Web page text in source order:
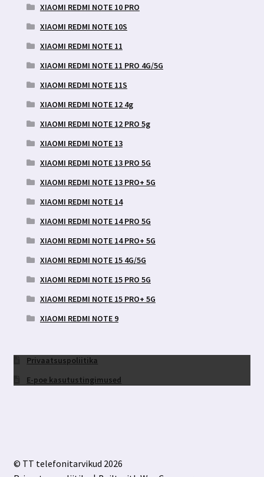
XIAOMI REDMI NOTE 10 PRO
XIAOMI REDMI NOTE 10S
XIAOMI REDMI NOTE 11
XIAOMI REDMI NOTE 11 PRO 4G/5G
XIAOMI REDMI NOTE 11S
XIAOMI REDMI NOTE 12 4g
XIAOMI REDMI NOTE 12 PRO 5g
XIAOMI REDMI NOTE 13
XIAOMI REDMI NOTE 13 PRO 5G
XIAOMI REDMI NOTE 13 PRO+ 5G
XIAOMI REDMI NOTE 14
XIAOMI REDMI NOTE 14 PRO 5G
XIAOMI REDMI NOTE 14 PRO+ 5G
XIAOMI REDMI NOTE 15 4G/5G
XIAOMI REDMI NOTE 15 PRO 5G
XIAOMI REDMI NOTE 15 PRO+ 5G
XIAOMI REDMI NOTE 9
Privaatsuspoliitika
E-poe kasutustingimused
© TT telefonitarvikud 2026